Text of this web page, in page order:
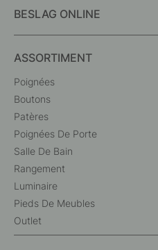
BESLAG ONLINE
ASSORTIMENT
Poignées
Boutons
Patères
Poignées De Porte
Salle De Bain
Rangement
Luminaire
Pieds De Meubles
Outlet